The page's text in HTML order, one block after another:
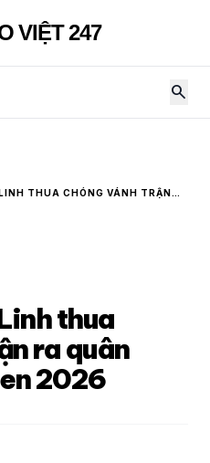
VIỆT 247
search
THUA CHÓNG VÁNH TRẬN
thua
ra quân
2026